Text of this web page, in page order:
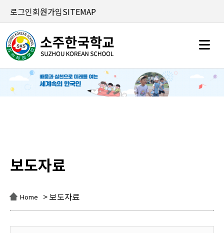
로그인회원가입SITEMAP
보도자료
Home > 보도자료